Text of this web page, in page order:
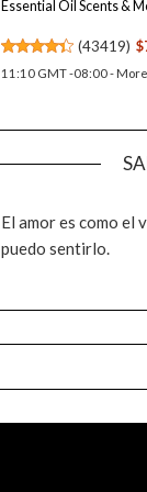
Essential Oil Scents &
(43419)
11:10 GMT -08:00 -
El amor es como el
puedo sentirlo.